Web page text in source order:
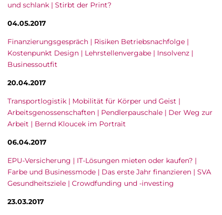
und schlank | Stirbt der Print?
04.05.2017
Finanzierungsgespräch | Risiken Betriebsnachfolge |
Kostenpunkt Design | Lehrstellenvergabe | Insolvenz |
Businessoutfit
20.04.2017
Transportlogistik | Mobilität für Körper und Geist |
Arbeitsgenossenschaften | Pendlerpauschale | Der Weg zur
Arbeit | Bernd Kloucek im Portrait
06.04.2017
EPU-Versicherung | IT-Lösungen mieten oder kaufen? |
Farbe und Businessmode | Das erste Jahr finanzieren | SVA
Gesundheitsziele | Crowdfunding und -investing
23.03.2017